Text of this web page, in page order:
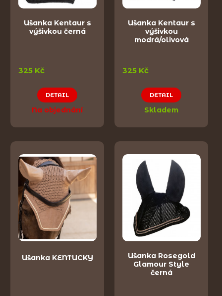
Ušanka Kentaur s
výšivkou černá
325 Kč
DETAIL
Na objednání
Ušanka Kentaur s
výšivkou
modrá/olivová
325 Kč
DETAIL
Skladem
Ušanka KENTUCKY
Ušanka Rosegold
Glamour Style
černá